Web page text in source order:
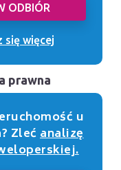
ODBIÓR
się więcej
prawna
u
Zlećanalizę